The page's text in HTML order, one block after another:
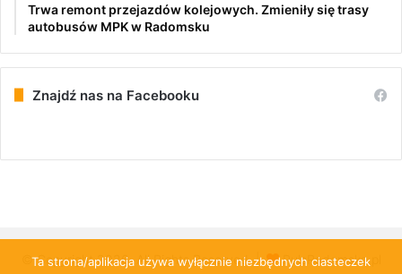
Trwa remont przejazdów kolejowych. Zmieniły się trasy
autobusów MPK w Radomsku
Znajdź nas na Facebooku
© Copyright 2026, All Rights Reserved | PulsRadomska.pl
Ta strona/aplikacja używa wyłącznie niezbędnych ciasteczek